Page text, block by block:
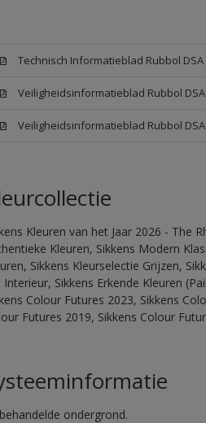
Technisch Informatieblad Rubbol DSA
Veiligheidsinformatieblad Rubbol DSA
Veiligheidsinformatieblad Rubbol DSA
Kleuren van het Jaar 2026 - The
Kleuren, Sikkens Modern
Sikkens Kleurselectie Grijzen,
Interieur, Sikkens Erkende Kleuren
Colour Futures 2023, Sikkens
Futures 2019, Sikkens Colour
ondergrond.